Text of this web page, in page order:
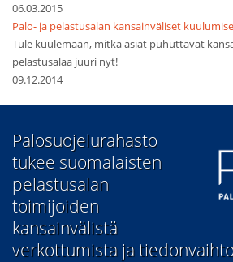
06.03.2015
Palo- ja pelastusalan kansainväliset
Tule kuulemaan, mitkä asiat puhuttavat
pelastusalaa juuri nyt!
09.12.2014
​Palosuojelurahasto
tukee suomalaisten
pelastusalan
toimijoiden
kansainvälistä
verkottumista ja